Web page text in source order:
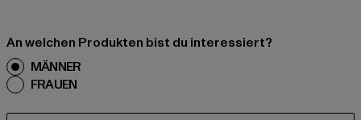
An welchen Produkten bist du interessiert?
MÄNNER
FRAUEN